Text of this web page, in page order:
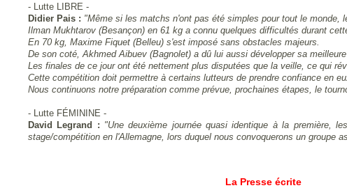
- Lutte LIBRE -
Didier Pais : "Même si les matchs n'ont pas été simples pour tout le monde,
Ilman Mukhtarov (Besançon) en 61 kg a connu quelques difficultés durant
En 70 kg, Maxime Fiquet (Belleu) s'est imposé sans obstacles majeurs.
De son coté, Akhmed Aibuev (Bagnolet) a dû lui aussi développer sa
Les finales de ce jour ont été nettement plus disputées que la veille, ce qui
Cette compétition doit permettre à certains lutteurs de prendre confiance en
Nous continuons notre préparation comme prévue, prochaines étapes, le
- Lutte FÉMININE -
David Legrand : "Une deuxième journée quasi identique à la première,
stage/compétition en l'Allemagne, lors duquel nous convoquerons un groupe
La Presse écrite